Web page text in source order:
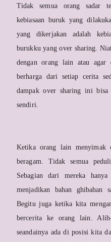
Tidak semua orang sadar
kebiasaan buruk yang
yang dikerjakan adalah
burukku yang over sharing.
dengan orang lain atau agar
berharga dari setiap cerita
dampak over sharing ini
sendiri.
Ketika orang lain menyimak
beragam. Tidak semua
Sebagian dari mereka
menjadikan bahan ghibahan
Begitu juga ketika kita
bercerita ke orang lain.
seandainya ada di posisi kita